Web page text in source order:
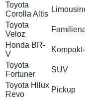
Toyota
Corolla Altis
Toyota
Veloz
Honda BR-
V
Toyota
Fortuner
SUV
Toyota Hilux
Revo
Pickup